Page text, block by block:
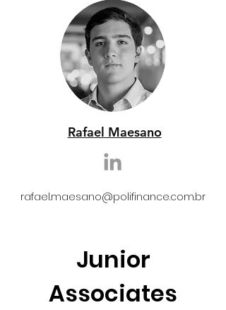
Rafael Maesano
rafael.maesano@polifinance.com.br
Junior
Associates